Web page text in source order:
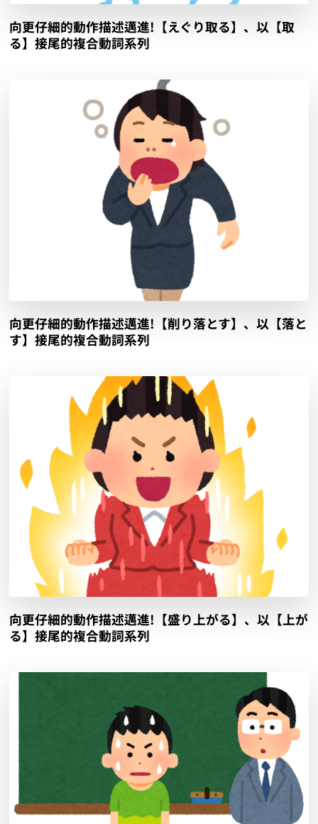
向更仔細的動作描述邁進!【えぐり取る】、以【取
る】接尾的複合動詞系列
向更仔細的動作描述邁進!【削り落とす】、以【落と
す】接尾的複合動詞系列
向更仔細的動作描述邁進!【盛り上がる】、以【上が
る】接尾的複合動詞系列